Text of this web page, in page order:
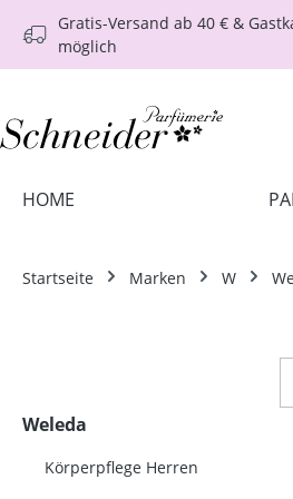
Hauptinhalt springen
Zur Suche springen
Zur Hauptnavigation
Gratis-Versand ab 40 € &
möglich
HOME
Startseite Marken W
Weleda
Körperpflege Herren